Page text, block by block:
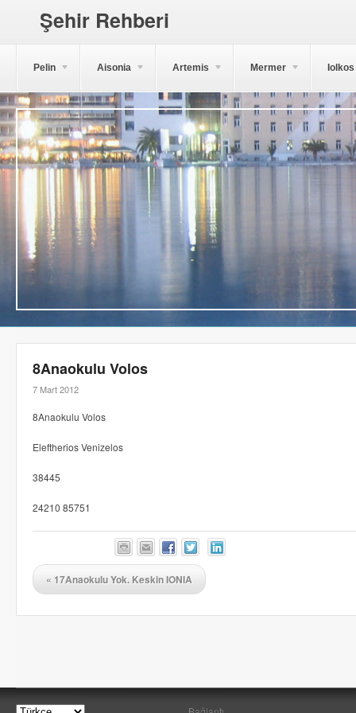
Şehir Rehberi
Pelin Aisonia Artemis Mermer Iolkos
8Anaokulu Volos
7 Mart 2012
8Anaokulu Volos
Eleftherios Venizelos
38445
24210 85751
« 17Anaokulu Yok. Keskin IONIA